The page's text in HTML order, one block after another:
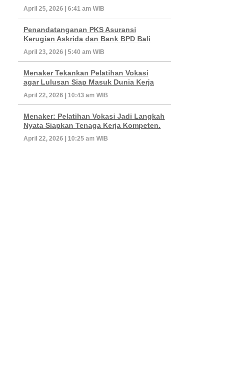
April 25, 2026 | 6:41 am WIB
Penandatanganan PKS Asuransi
Kerugian Askrida dan Bank BPD Bali
April 23, 2026 | 5:40 am WIB
Menaker Tekankan Pelatihan Vokasi
agar Lulusan Siap Masuk Dunia Kerja
April 22, 2026 | 10:43 am WIB
Menaker: Pelatihan Vokasi Jadi Langkah
Nyata Siapkan Tenaga Kerja Kompeten.
April 22, 2026 | 10:25 am WIB